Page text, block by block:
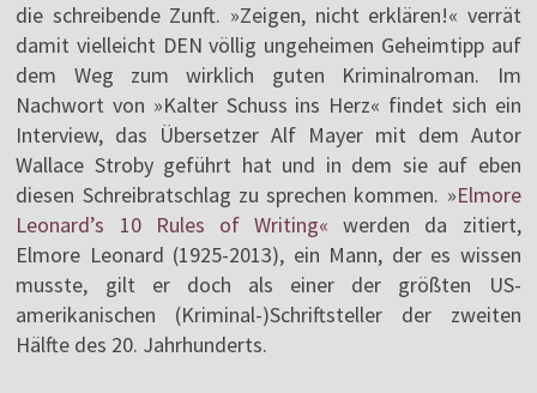
die schreibende Zunft. »Zeigen, nicht erklären!« verrät
damit vielleicht DEN völlig ungeheimen Geheimtipp auf
dem Weg zum wirklich guten Kriminalroman. Im
Nachwort von »Kalter Schuss ins Herz« findet sich ein
Interview, das Übersetzer Alf Mayer mit dem Autor
Wallace Stroby geführt hat und in dem sie auf eben
diesen Schreibratschlag zu sprechen kommen. »Elmore
Leonard’s 10 Rules of Writing« werden da zitiert,
Elmore Leonard (1925-2013), ein Mann, der es wissen
musste, gilt er doch als einer der größten US-
amerikanischen (Kriminal-)Schriftsteller der zweiten
Hälfte des 20. Jahrhunderts.